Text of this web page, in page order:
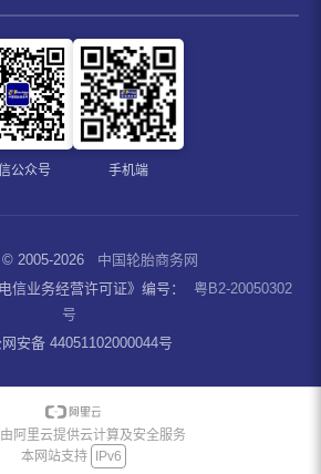
公众号 手机端
2005-2026
中国轮胎商务网
信业务经营许可证》编号：
粤B2-20050302
号
安备 44051102000044号
阿里云提供云计算及安全服务
本网站支持 IPv6